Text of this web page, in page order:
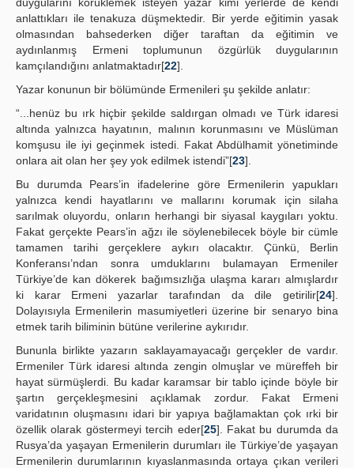
anlattıkları ile tenakuza düşmektedir. Bir yerde eğitimin yasak
olmasından bahsederken diğer taraftan da eğitimin ve
aydınlanmış Ermeni toplumunun özgürlük duygularının
kamçılandığını anlatmaktadır[22].
Yazar konunun bir bölümünde Ermenileri şu şekilde anlatır:
“...henüz bu ırk hiçbir şekilde saldırgan olmadı ve Türk idaresi
altında yalnızca hayatının, malının korunmasını ve Müslüman
komşusu ile iyi geçinmek istedi. Fakat Abdülhamit yönetiminde
onlara ait olan her şey yok edilmek istendi”[23].
Bu durumda Pears’in ifadelerine göre Ermenilerin yapukları
yalnızca kendi hayatlarını ve mallarını korumak için silaha
sarılmak oluyordu, onların herhangi bir siyasal kaygıları yoktu.
Fakat gerçekte Pears’in ağzı ile söylenebilecek böyle bir cümle
tamamen tarihi gerçeklere aykırı olacaktır. Çünkü, Berlin
Konferansı’ndan sonra umduklarını bulamayan Ermeniler
Türkiye’de kan dökerek bağımsızlığa ulaşma kararı almışlardır
ki karar Ermeni yazarlar tarafından da dile getirilir[24].
Dolayısıyla Ermenilerin masumiyetleri üzerine bir senaryo bina
etmek tarih biliminin bütüne verilerine aykırıdır.
Bununla birlikte yazarın saklayamayacağı gerçekler de vardır.
Ermeniler Türk idaresi altında zengin olmuşlar ve müreffeh bir
hayat sürmüşlerdi. Bu kadar karamsar bir tablo içinde böyle bir
şartın gerçekleşmesini açıklamak zordur. Fakat Ermeni
varidatının oluşmasını idari bir yapıya bağlamaktan çok ırki bir
özellik olarak göstermeyi tercih eder[25]. Fakat bu durumda da
Rusya’da yaşayan Ermenilerin durumları ile Türkiye’de yaşayan
Ermenilerin durumlarının kıyaslanmasında ortaya çıkan verileri